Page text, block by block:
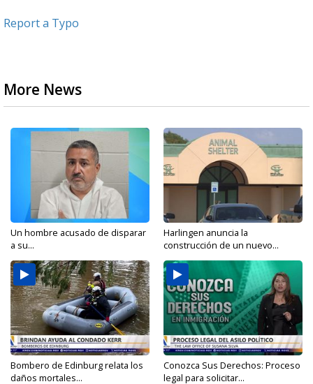
Report a Typo
More News
Un hombre acusado de disparar
a su...
Harlingen anuncia la
construcción de un nuevo...
Bombero de Edinburg relata los
daños mortales...
Conozca Sus Derechos: Proceso
legal para solicitar...